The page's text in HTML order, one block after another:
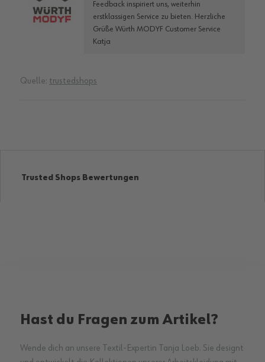
Feedback inspiriert uns, weiterhin
erstklassigen Service zu bieten. Herzliche
Grüße Würth MODYF Customer Service
Katja
Quelle: trustedshops
Trusted Shops Bewertungen
Hast du Fragen zum Artikel?
Wende dich an unsere Textil-Expertin Tanja Loeb. Sie designt